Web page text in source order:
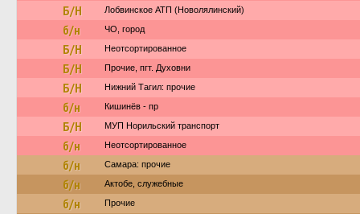
Б/Н Лобвинское АТП (Новолялинский)
б/н ЧО, город
Б/Н Неотсортированное
Б/Н Прочие, пгт. Духовни
Б/Н Нижний Тагил: прочие
б/н Кишинёв - пр
Б/Н МУП Норильский транспорт
б/н Неотсортированное
б/н Самара: прочие
б/н Актобе, служебные
б/н Прочие